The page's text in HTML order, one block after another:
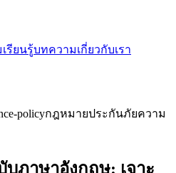
เรียนรู้บทความเกี่ยวกับเรา
policyกฎหมายประกันภัยความ
ภาษาอังกฤษ: เจาะ